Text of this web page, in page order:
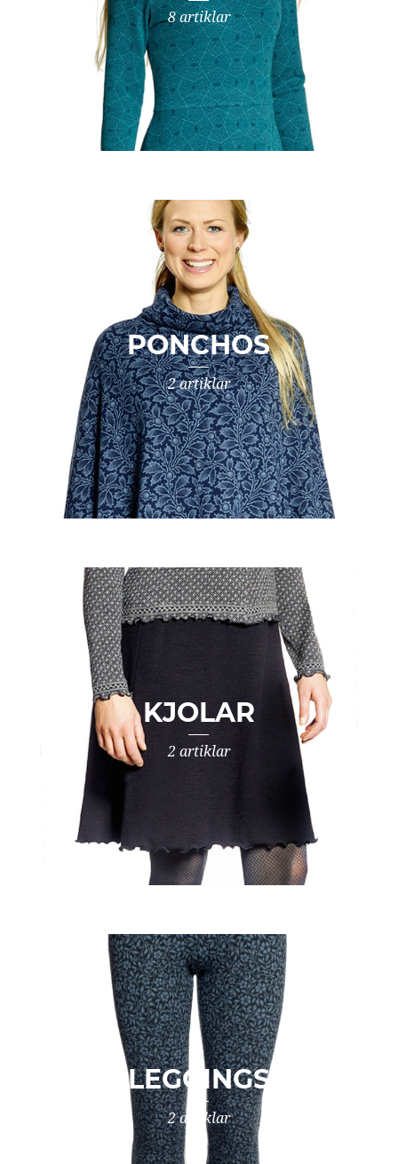
8 artiklar
PONCHOS
2 artiklar
KJOLAR
2 artiklar
LEGGINGS
2 artiklar